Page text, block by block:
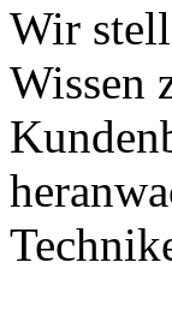
Wir
Wissen